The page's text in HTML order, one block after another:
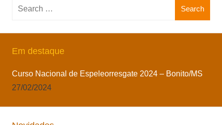
Search
Em destaque
Curso Nacional de Espeleorresgate 2024 – Bonito/MS
27/02/2024